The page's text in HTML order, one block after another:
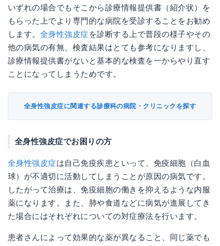
いずれの場合でもそこから診療情報提供書（紹介状）を
もらった上でより専門的な病院を受診することをお勧め
します。 全身性強皮症 を診断する上で普段の様子やその
他の病気の有無、検査結果はとても参考になりますし、
診療情報提供書がないと基本的な検査を一からやり直す
ことになってしまうためです。
全身性強皮症に関連する診療科の病院・クリニックを探す
全身性強皮症でお困りの方
全身性強皮症は自己免疫疾患といって、免疫細胞（白血
球）が不適切に活動してしまうことが原因の病気です。
したがって治療は、免疫細胞の働きを抑えるような内服
薬になります。また、肺や食道などに病気が進展してき
た場合にはそれぞれについての対症療法を行います。
患者さんによって効果的な薬が異なること、同じ薬でも